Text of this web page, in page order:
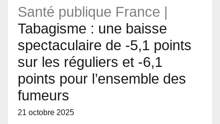
Santé publique France |
Tabagisme : une baisse
spectaculaire de -5,1 points
sur les réguliers et -6,1
points pour l’ensemble des
fumeurs
21 octobre 2025